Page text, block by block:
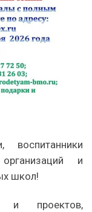
воспитанники
и
школ!
и проектов,